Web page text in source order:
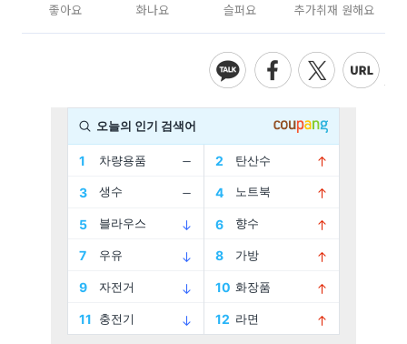
좋아요 화나요 슬퍼요 추가취재 원해요